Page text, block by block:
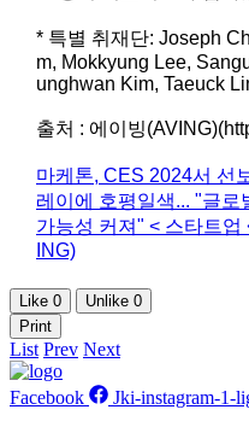
* 특별 취재단: Joseph
m, Mokkyung Lee,
unghwan Kim, Taeuck
출처 : 에이빙
마케톤, CES 2024서 선
레이에 호평일색... "글로
가능성 커져" < 스타트
ING)
Like 0 Unlike 0
Print
List Prev Next
Facebook Jki-instagram-1-